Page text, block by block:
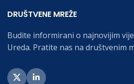
DRUŠTVENE MREŽE
Budite informirani o najnovijim
Ureda. Pratite nas na društvenim